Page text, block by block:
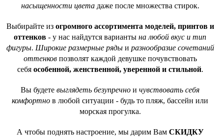
насыщенности цветадаже после множества стирок.
Выбирайте из огромного ассортимента моделей, принтов и
оттенков - у нас найдутся варианты на любой вкус и тип
фигуры. Широкие размерные рядыи разнообразие сочетаний
оттенковпозволят каждой девушке почувствовать
себя особенной, женственной, уверенной и стильной.
Вы будете выглядеть безупречно и чувствовать себя
комфортно в любой ситуации - будь то пляж, бассейн или
морская прогулка.
А чтобы поднять настроение, мы дарим Вам СКИДКУ